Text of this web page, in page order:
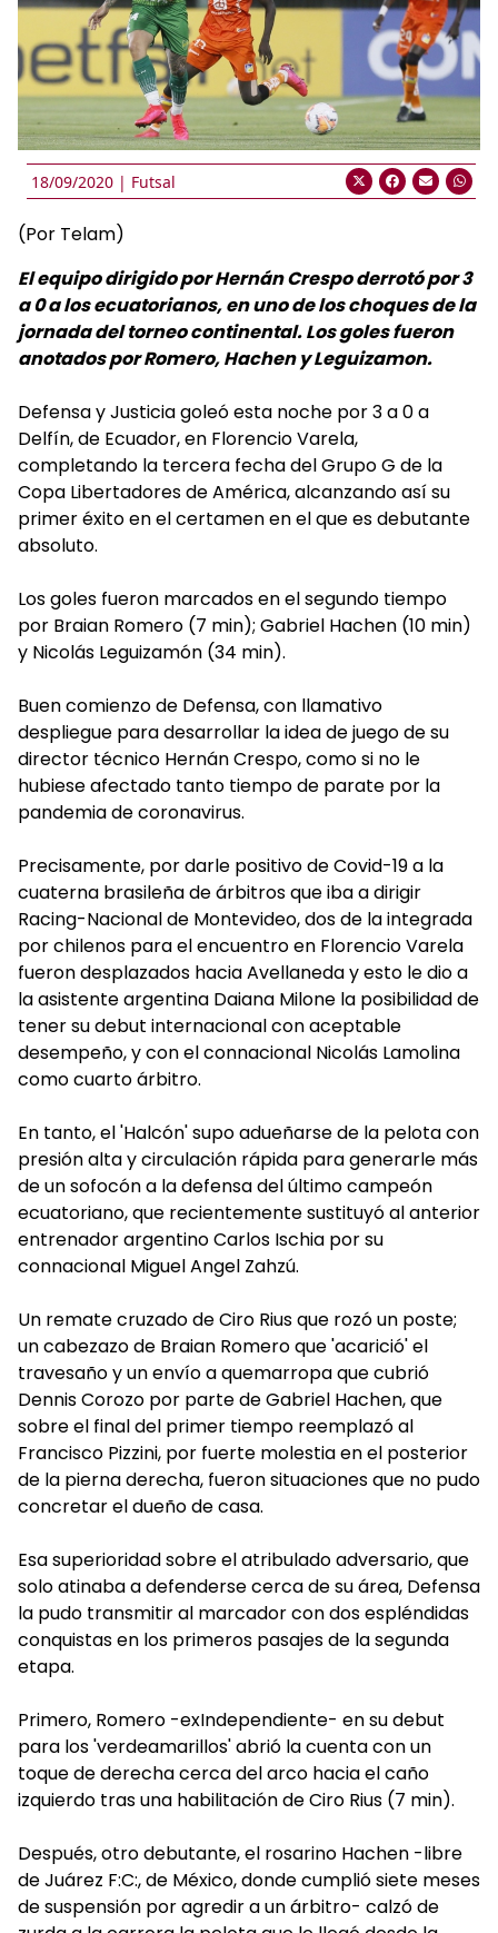
18/09/2020 | Futsal
(Por Telam)
El equipo dirigido por Hernán Crespo derrotó por 3
a 0 a los ecuatorianos, en uno de los choques de la
jornada del torneo continental. Los goles fueron
anotados por Romero, Hachen y Leguizamon.
Defensa y Justicia goleó esta noche por 3 a 0 a
Delfín, de Ecuador, en Florencio Varela,
completando la tercera fecha del Grupo G de la
Copa Libertadores de América, alcanzando así su
primer éxito en el certamen en el que es debutante
absoluto.
Los goles fueron marcados en el segundo tiempo
por Braian Romero (7 min); Gabriel Hachen (10 min)
y Nicolás Leguizamón (34 min).
Buen comienzo de Defensa, con llamativo
despliegue para desarrollar la idea de juego de su
director técnico Hernán Crespo, como si no le
hubiese afectado tanto tiempo de parate por la
pandemia de coronavirus.
Precisamente, por darle positivo de Covid-19 a la
cuaterna brasileña de árbitros que iba a dirigir
Racing-Nacional de Montevideo, dos de la integrada
por chilenos para el encuentro en Florencio Varela
fueron desplazados hacia Avellaneda y esto le dio a
la asistente argentina Daiana Milone la posibilidad de
tener su debut internacional con aceptable
desempeño, y con el connacional Nicolás Lamolina
como cuarto árbitro.
En tanto, el 'Halcón' supo adueñarse de la pelota con
presión alta y circulación rápida para generarle más
de un sofocón a la defensa del último campeón
ecuatoriano, que recientemente sustituyó al anterior
entrenador argentino Carlos Ischia por su
connacional Miguel Angel Zahzú.
Un remate cruzado de Ciro Rius que rozó un poste;
un cabezazo de Braian Romero que 'acarició' el
travesaño y un envío a quemarropa que cubrió
Dennis Corozo por parte de Gabriel Hachen, que
sobre el final del primer tiempo reemplazó al
Francisco Pizzini, por fuerte molestia en el posterior
de la pierna derecha, fueron situaciones que no pudo
concretar el dueño de casa.
Esa superioridad sobre el atribulado adversario, que
solo atinaba a defenderse cerca de su área, Defensa
la pudo transmitir al marcador con dos espléndidas
conquistas en los primeros pasajes de la segunda
etapa.
Primero, Romero -exIndependiente- en su debut
para los 'verdeamarillos' abrió la cuenta con un
toque de derecha cerca del arco hacia el caño
izquierdo tras una habilitación de Ciro Rius (7 min).
Después, otro debutante, el rosarino Hachen -libre
de Juárez F:C:, de México, donde cumplió siete meses
de suspensión por agredir a un árbitro- calzó de